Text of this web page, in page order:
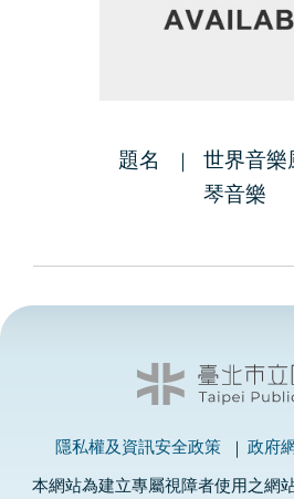
題名
世界音樂
琴音樂
隱私權及資訊安全政策 政府
本網站為建立專屬視障者使用之網